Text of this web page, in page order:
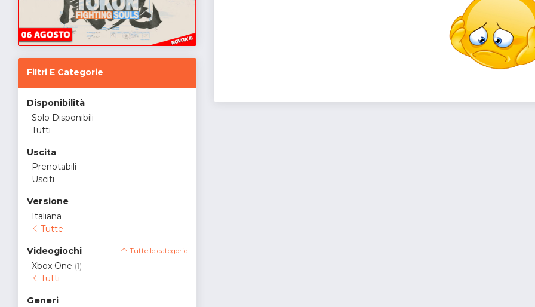
Filtri E Categorie
Disponibilità
Solo Disponibili
Tutti
Uscita
Prenotabili
Usciti
Versione
Italiana
Tutte
Videogiochi Tutte le categorie
Xbox One (1)
Tutti
Generi